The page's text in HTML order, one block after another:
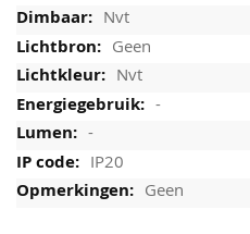
Nvt
Geen
Nvt
-
-
IP20
Geen